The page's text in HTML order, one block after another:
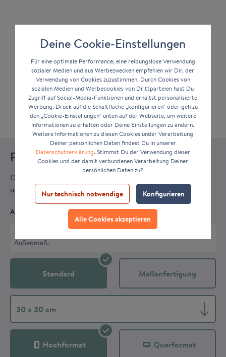
Passepartout
Der extra Rahmen im Rahmen. Für noch mehr Wirkung
und ein hochwertigen Look.
AUSSENMASS AUSWÄHLEN
Das Passepartout-Außenmaß entsprichtexaktdem eingestellten
Außenmaß.
Standard Maßanfertigung
30 x 30 cm
Hochformat Querformat
Deine Cookie-Einstellungen
Für eine optimale Performance, eine reibungslose Verwendung
sozialer Medien und aus Werbezwecken empfehlen wir Dir, der
Verwendung von Cookies zuzustimmen. Durch Cookies von
sozialen Medien und Werbecookies von Drittparteien hast Du
Zugriff auf Social-Media-Funktionen und erhältst personalisierte
Werbung. Drück auf die Schaltfläche „konfigurieren" oder geh zu
den „Cookie-Einstellungen" unten auf der Webseite, um weitere
Informationen zu erhalten oder Deine Einstellungen zu ändern.
Weitere Informationen zu diesen Cookies under Verarbeitung
Deiner persönlichen Daten findest Du in unserer
Datenschutzerklärung. Stimmst Du der Verwendung dieser
Cookies und der damit verbundenen Verarbeitung Deiner
persönlichen Daten zu?
Nur technisch notwendige Konfigurieren
Alle Cookies akzeptieren